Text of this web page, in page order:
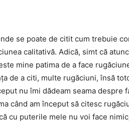
se poate de citit cum trebuie
calitativă. Adică, simt că
mine patima de a face
de a citi, multe rugăciuni, însă
nu îmi dădeam seama
când am început să citesc
cu puterile mele nu voi face